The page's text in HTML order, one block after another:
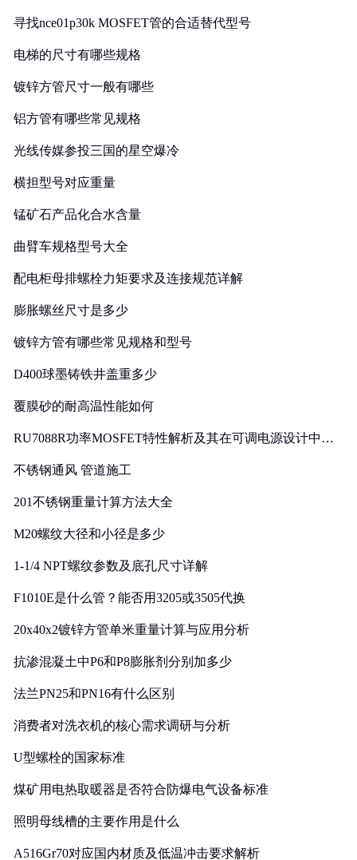
寻找nce01p30k MOSFET管的合适替代型号
电梯的尺寸有哪些规格
镀锌方管尺寸一般有哪些
铝方管有哪些常见规格
光线传媒参投三国的星空爆冷
横担型号对应重量
锰矿石产品化合水含量
曲臂车规格型号大全
配电柜母排螺栓力矩要求及连接规范详解
膨胀螺丝尺寸是多少
镀锌方管有哪些常见规格和型号
D400球墨铸铁井盖重多少
覆膜砂的耐高温性能如何
RU7088R功率MOSFET特性解析及其在可调电源设计中的
不锈钢通风 管道施工
201不锈钢重量计算方法大全
M20螺纹大径和小径是多少
1-1/4 NPT螺纹参数及底孔尺寸详解
F1010E是什么管？能否用3205或3505代换
20x40x2镀锌方管单米重量计算与应用分析
抗渗混凝土中P6和P8膨胀剂分别加多少
法兰PN25和PN16有什么区别
消费者对洗衣机的核心需求调研与分析
U型螺栓的国家标准
煤矿用电热取暖器是否符合防爆电气设备标准
照明母线槽的主要作用是什么
A516Gr70对应国内材质及低温冲击要求解析